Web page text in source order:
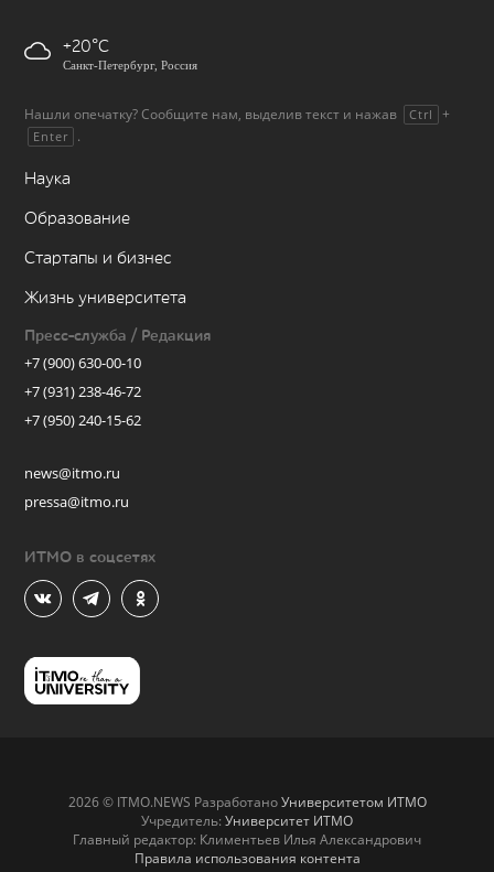
+20
Санкт-Петербург, Россия
Нашли опечатку? Сообщите нам, выделив текст и нажав Ctrl +
Enter .
Наука
Образование
Стартапы и бизнес
Жизнь университета
Пресс-служба / Редакция
+7 (900) 630-00-10
+7 (931) 238-46-72
+7 (950) 240-15-62
news@itmo.ru
pressa@itmo.ru
ИТМО в соцсетях
2026 © ITMO.NEWS РазработаноУниверситетом ИТМО
Учредитель: Университет ИТМО
Главный редактор: Климентьев Илья Александрович
Правила использования контента